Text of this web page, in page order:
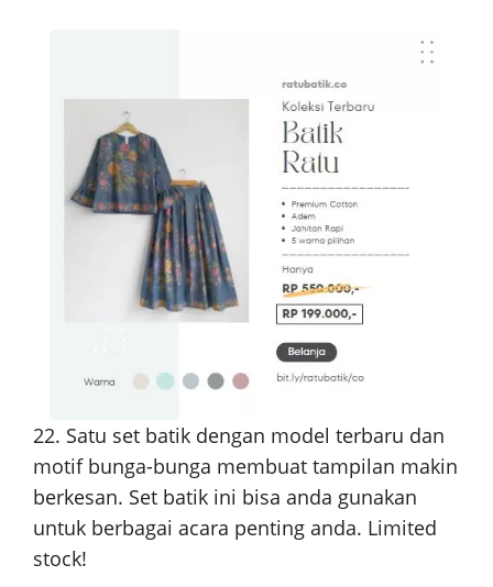
22. Satu set batik dengan model terbaru dan
motif bunga-bunga membuat tampilan makin
berkesan. Set batik ini bisa anda gunakan
untuk berbagai acara penting anda. Limited
stock!